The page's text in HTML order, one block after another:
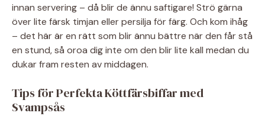
innan servering – då blir de ännu saftigare! Strö gärna
över lite färsk timjan eller persilja för färg. Och kom ihåg
– det här är en rätt som blir ännu bättre när den får stå
en stund, så oroa dig inte om den blir lite kall medan du
dukar fram resten av middagen.
Tips för Perfekta Köttfärsbiffar med
Svampsås